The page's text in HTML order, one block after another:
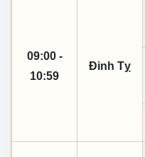
09:00 -
10:59
Đinh Tỵ